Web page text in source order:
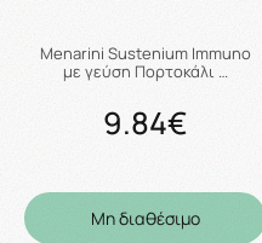
Menarini Sustenium Immuno
με γεύση Πορτοκάλι …
9.84€
Μη διαθέσιμο